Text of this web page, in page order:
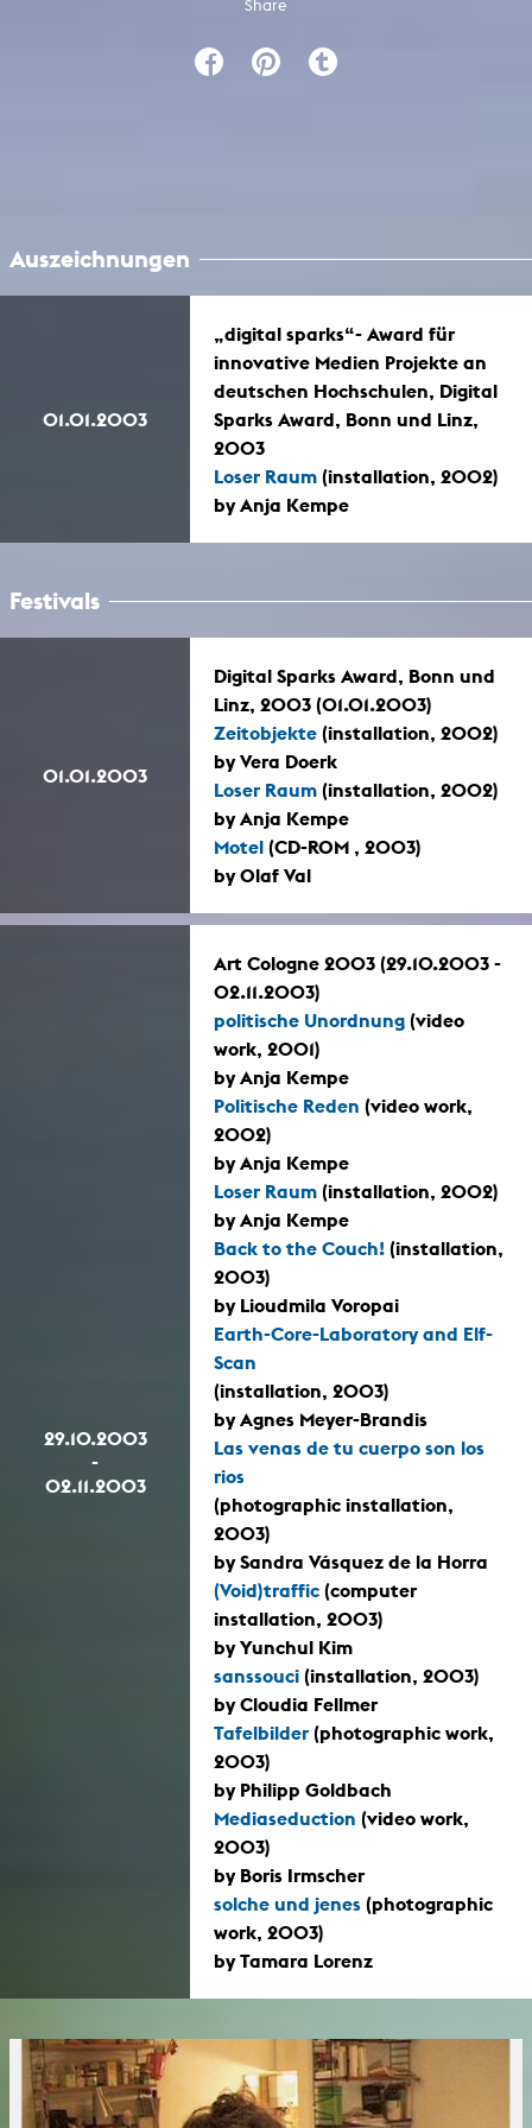
Share
Auszeichnungen
01.01.2003
„digital sparks“- Award für
innovative Medien Projekte an
deutschen Hochschulen, Digital
Sparks Award, Bonn und Linz,
2003
Loser Raum (installation, 2002)
by Anja Kempe
Festivals
01.01.2003
Digital Sparks Award, Bonn und
Linz, 2003 (01.01.2003)
Zeitobjekte (installation, 2002)
by Vera Doerk
Loser Raum (installation, 2002)
by Anja Kempe
Motel (CD-ROM , 2003)
by Olaf Val
29.10.2003
-
02.11.2003
Art Cologne 2003 (29.10.2003 -
02.11.2003)
politische Unordnung (video
work, 2001)
by Anja Kempe
Politische Reden (video work,
2002)
by Anja Kempe
Loser Raum (installation, 2002)
by Anja Kempe
Back to the Couch! (installation,
2003)
by Lioudmila Voropai
Earth-Core-Laboratory and Elf-
Scan
(installation, 2003)
by Agnes Meyer-Brandis
Las venas de tu cuerpo son los
rios
(photographic installation,
2003)
by Sandra Vásquez de la Horra
(Void)traffic (computer
installation, 2003)
by Yunchul Kim
sanssouci (installation, 2003)
by Cloudia Fellmer
Tafelbilder (photographic work,
2003)
by Philipp Goldbach
Mediaseduction (video work,
2003)
by Boris Irmscher
solche und jenes (photographic
work, 2003)
by Tamara Lorenz